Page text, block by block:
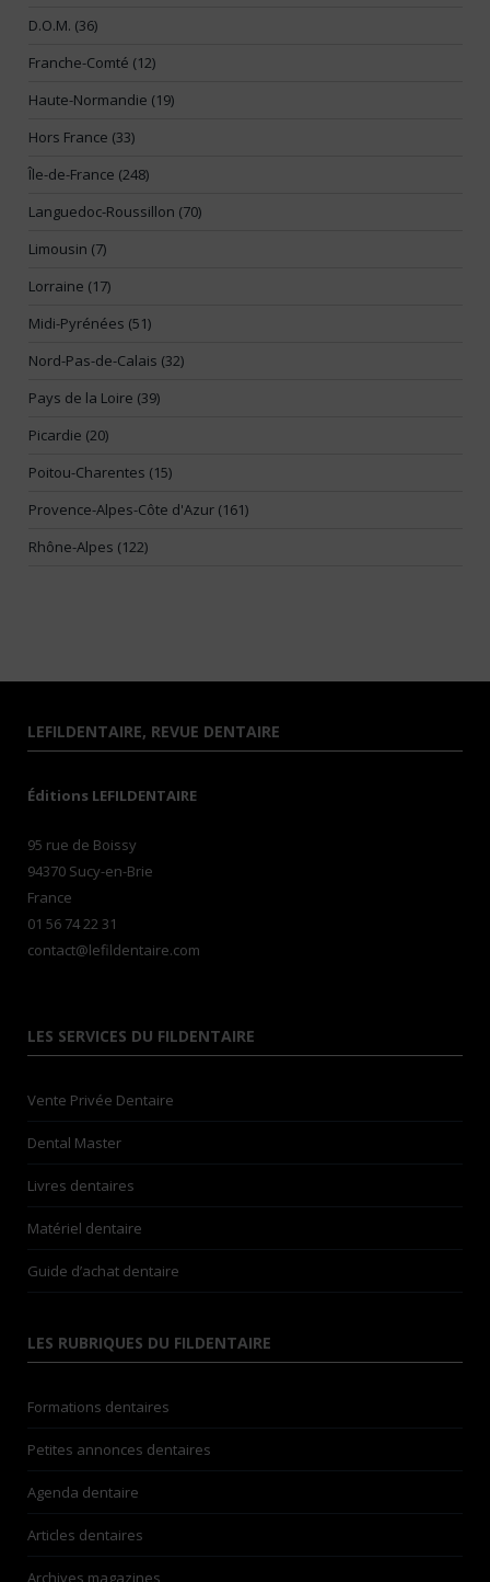
D.O.M. (36)
Franche-Comté (12)
Haute-Normandie (19)
Hors France (33)
Île-de-France (248)
Languedoc-Roussillon (70)
Limousin (7)
Lorraine (17)
Midi-Pyrénées (51)
Nord-Pas-de-Calais (32)
Pays de la Loire (39)
Picardie (20)
Poitou-Charentes (15)
Provence-Alpes-Côte d'Azur (161)
Rhône-Alpes (122)
LEFILDENTAIRE, REVUE DENTAIRE
Éditions LEFILDENTAIRE
95 rue de Boissy
94370 Sucy-en-Brie
France
01 56 74 22 31
contact@lefildentaire.com
LES SERVICES DU FILDENTAIRE
Vente Privée Dentaire
Dental Master
Livres dentaires
Matériel dentaire
Guide d’achat dentaire
LES RUBRIQUES DU FILDENTAIRE
Formations dentaires
Petites annonces dentaires
Agenda dentaire
Articles dentaires
Archives magazines